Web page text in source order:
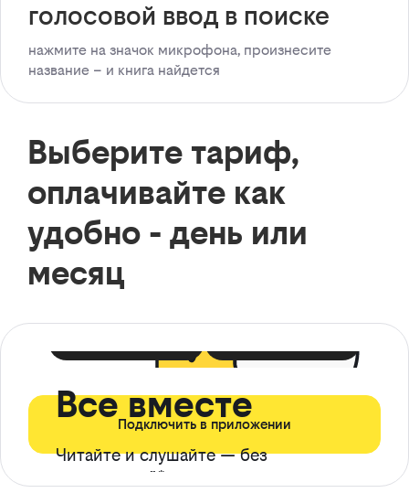
голосовой ввод в поиске
нажмите на значок микрофона, произнесите
название – и книга найдется
Выберите тариф,
оплачивайте как
удобно - день или
месяц
Все вместе
Читайте и слушайте — без
ограничений*
Подключить в приложении